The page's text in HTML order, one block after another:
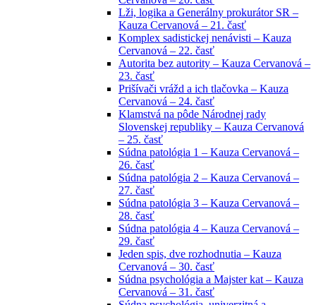
Lži, logika a Generálny prokurátor SR –
Kauza Cervanová – 21. časť
Komplex sadistickej nenávisti – Kauza
Cervanová – 22. časť
Autorita bez autority – Kauza Cervanová –
23. časť
Prišívači vrážd a ich tlačovka – Kauza
Cervanová – 24. časť
Klamstvá na pôde Národnej rady
Slovenskej republiky – Kauza Cervanová
– 25. časť
Súdna patológia 1 – Kauza Cervanová –
26. časť
Súdna patológia 2 – Kauza Cervanová –
27. časť
Súdna patológia 3 – Kauza Cervanová –
28. časť
Súdna patológia 4 – Kauza Cervanová –
29. časť
Jeden spis, dve rozhodnutia – Kauza
Cervanová – 30. časť
Súdna psychológia a Majster kat – Kauza
Cervanová – 31. časť